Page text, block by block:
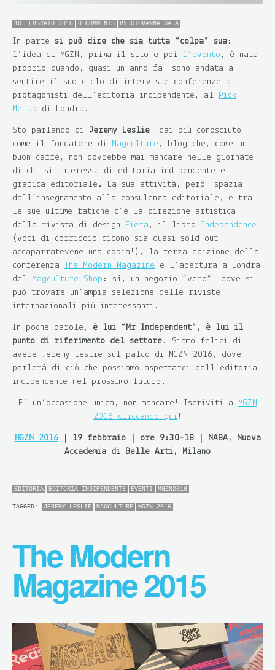
10 FEBBRAIO 2016 0 COMMENTS BY GIOVANNA SALA
In parte si può dire che sia tutta “colpa” sua :
l’idea di MGZN, prima il sito e poi l’evento , è nata
proprio quando, quasi un anno fa, sono andata a
sentire il suo ciclo di interviste-conferenze ai
protagonisti dell’editoria indipendente, al Pick
Me Up di Londra.
Sto parlando di Jeremy Leslie , dai più conosciuto
come il fondatore di
Magculture , blog che, come un
buon caffè, non dovrebbe mai mancare nelle giornate
di chi si interessa di editoria indipendente e
grafica editoriale. La sua attività, però, spazia
dall’insegnamento alla consulenza editoriale, e tra
le sue ultime fatiche c’è la direzione artistica
della rivista di design
Fiera , il libro Independence
(voci di corridoio dicono sia quasi sold out,
accaparratevene una copia!), la terza edizione della
conferenza
The Modern Magazine e l’apertura a Londra
del
Magculture Shop : sì, un negozio “vero”, dove si
può trovare un’ampia selezione delle riviste
internazionali più interessanti.
In poche parole, è lui “Mr Independent”, è lui il
punto di riferimento del settore . Siamo felici di
avere Jeremy Leslie sul palco di MGZN 2016, dove
parlerà di ciò che possiamo aspettarci dall’editoria
indipendente nel prossimo futuro.
E’ un’occasione unica, non mancare! Iscriviti a
MGZN
2016 cliccando qui !
MGZN 2016| 19 febbraio | ore 9:30-18 | NABA, Nuova
Accademia di Belle Arti, Milano
EDITORIA EDITORIA INDIPENDENTE EVENTI MGZN2016
TAGGED: JEREMY LESLIE MAGCULTURE MGZN 2016
The Modern
Magazine 2015